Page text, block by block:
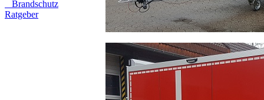
Brandschutz
Ratgeber